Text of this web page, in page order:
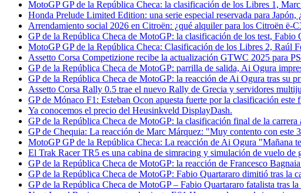
MotoGP GP de la República Checa: la clasificación de los Libres 1,
Honda Prelude Limited Edition: una serie especial reservada para Japón,
Arrendamiento social 2026 en Citroën: ¿qué alquiler para los Citroën ë-
GP de la República Checa de MotoGP: la clasificación de los test, Fabio
MotoGP GP de la República Checa: Clasificación de los Libres 2, Raúl
Assetto Corsa Competizione recibe la actualización GTWC 2025 para
GP de la República Checa de MotoGP: parrilla de salida, Ai Ogura
GP de la República Checa de MotoGP: la reacción de Ai Ogura tras su
Assetto Corsa Rally 0.5 trae el nuevo Rally de Grecia y servidores
GP de Mónaco F1: Esteban Ocon apuesta fuerte por la clasificación este
Ya conocemos el precio del Heusinkveld DisplayDash.
GP de la República Checa de MotoGP: la clasificación final de la
GP de Chequia: La reacción de Marc Márquez: "Muy contento con este
MotoGP GP de la República Checa: La reacción de Ai Ogura "Mañana
El Trak Racer TR5 es una cabina de simracing y simulación de vuelo de
GP de la República Checa de MotoGP: la reacción de Francesco
GP de la República Checa de MotoGP: Fabio Quartararo dimitió tras la
GP de la República Checa de MotoGP – Fabio Quartararo fatalista tras